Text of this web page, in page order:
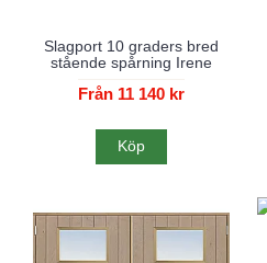
Slagport 10 graders bred
stående spårning Irene
Från 11 140 kr
Köp